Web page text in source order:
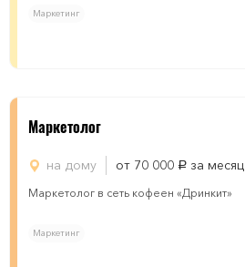
Маркетинг
Маркетолог
на дому от 70 000 руб. за месяц
Маркетолог в сеть кофеен «Дринкит»
Маркетинг